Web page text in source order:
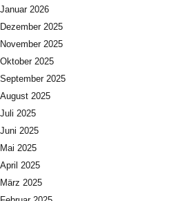
Januar 2026
Dezember 2025
November 2025
Oktober 2025
September 2025
August 2025
Juli 2025
Juni 2025
Mai 2025
April 2025
März 2025